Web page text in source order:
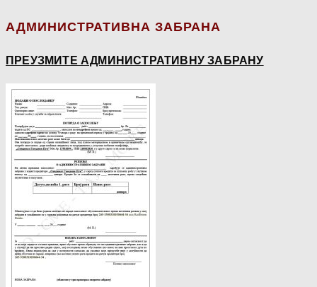
АДМИНИСТРАТИВНА ЗАБРАНА
ПРЕУЗМИТЕ АДМИНИСТРАТИВНУ ЗАБРАНУ